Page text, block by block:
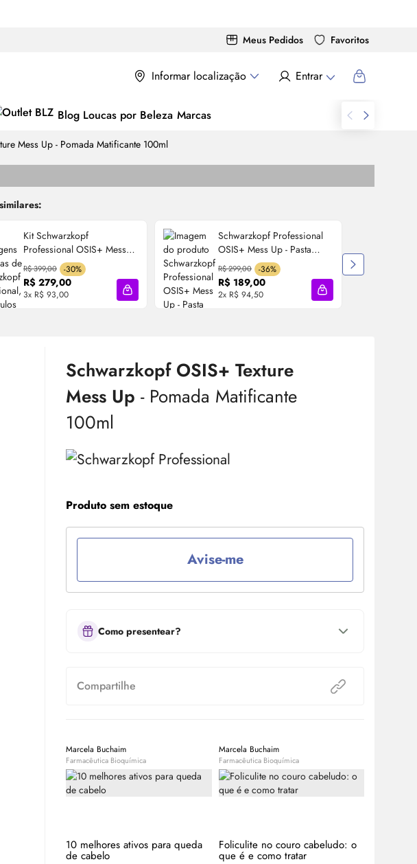
Meus Pedidos Favoritos
Informar localização Entrar
Blog Loucas por Beleza Marcas
Mess Up - Pomada Matificante 100ml
Kit Schwarzkopf
Professional OSIS+ Mess
Up (3 Unidades)
R$ 399,00 -30%
R$ 279,00
3x R$ 93,00 Adicionar à sacola
Schwarzkopf Professional
OSIS+ Mess Up - Pasta
Matificante 100ml + Flexwax
- Cera Modeladora 85ml
R$ 299,00 -36%
R$ 189,00
2x R$ 94,50 Adicionar à sacola
Schwarzkopf OSIS+ Texture
Mess Up - Pomada Matificante
100ml
Produto sem estoque
Avise-me
Como presentear?
Compartilhe
Marcela Buchaim
Farmacêutica Bioquímica
10 melhores ativos para queda
de cabelo
Marcela Buchaim
Farmacêutica Bioquímica
Foliculite no couro cabeludo: o
que é e como tratar